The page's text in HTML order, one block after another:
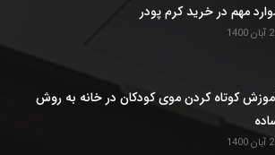
مهم در خرید کرم پودر
کوتاه کردن موی کودکان در خانه به روش